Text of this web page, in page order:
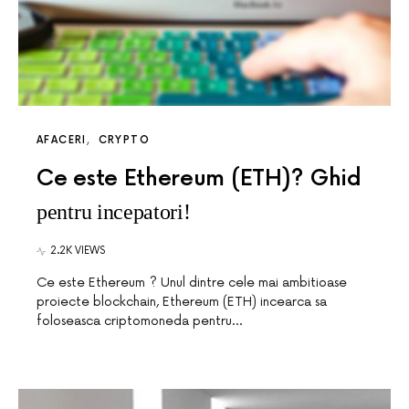
AFACERI CRYPTO
Ce este Ethereum (ETH)? Ghid
pentru incepatori!
2.2K VIEWS
Ce este Ethereum ? Unul dintre cele mai ambitioase
proiecte blockchain, Ethereum (ETH) incearca sa
foloseasca criptomoneda pentru…